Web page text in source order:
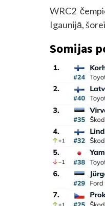
WRC2
Igaunijā,
Somijas